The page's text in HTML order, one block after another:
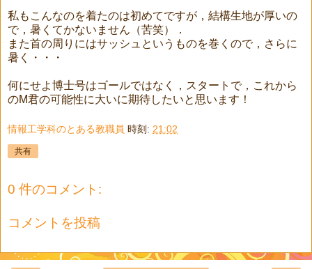
私もこんなのを着たのは初めてですが，結構生地が厚いの
で，暑くてかないません（苦笑）．
また首の周りにはサッシュというものを巻くので，さらに
暑く・・・
何にせよ博士号はゴールではなく，スタートで，これから
のM君の可能性に大いに期待したいと思います！
情報工学科のとある教職員 時刻: 21:02
共有
0 件のコメント:
コメントを投稿